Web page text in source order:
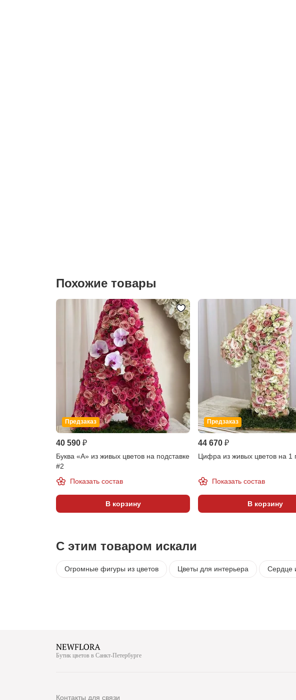
Похожие товары
Предзаказ
40 590 ₽
Буква «A» из живых цветов на подставке
#2
Показать состав
В корзину
Предзаказ
44 670 ₽
Цифра из живых цветов на 1
Показать состав
В корзину
С этим товаром искали
Огромные фигуры из цветов Цветы для интерьера Сердце
Бутик цветов в Санкт-Петербурге
Контакты для связи